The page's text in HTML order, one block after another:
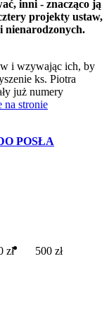
inni - znacząco ją
projekty ustaw,
nienarodzonych.
i wzywając ich, by
ks. Piotra
już numery
na stronie
POSŁA
zł 500 zł